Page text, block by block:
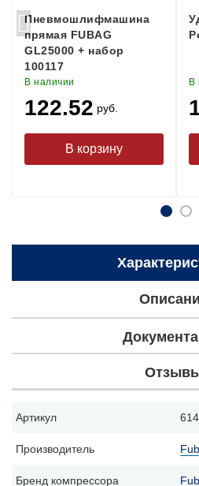
Пневмошлифмашина
прямая FUBAG
GL25000 + набор
100117
В наличии
122.52 руб.
В
Артикул
Производитель
Бренд компрессора